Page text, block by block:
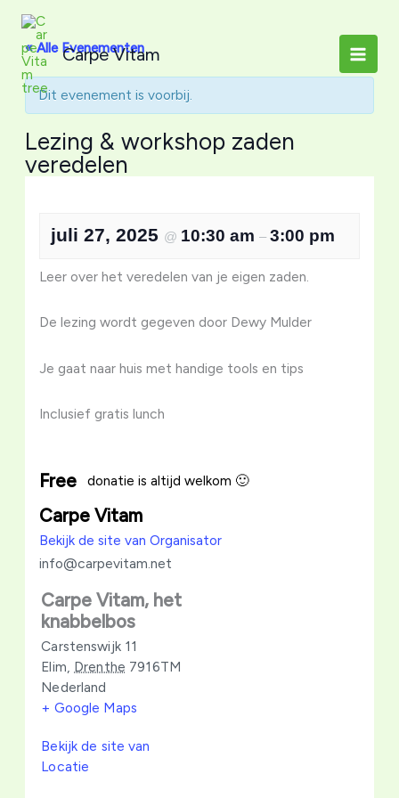
naar
inhoud
Carpe Vitam
« Alle Evenementen
Dit evenement is voorbij.
Lezing & workshop zaden
veredelen
juli 27, 2025 @ 10:30 am – 3:00 pm
Leer over het veredelen van je eigen zaden.
De lezing wordt gegeven door Dewy Mulder
Je gaat naar huis met handige tools en tips
Inclusief gratis lunch
Free donatie is altijd welkom 🙂
Carpe Vitam
Bekijk de site van Organisator
info@carpevitam.net
Carpe Vitam, het
knabbelbos
Carstenswijk 11
Elim Drenthe 7916TM
Nederland
+ Google Maps
Bekijk de site van
Locatie